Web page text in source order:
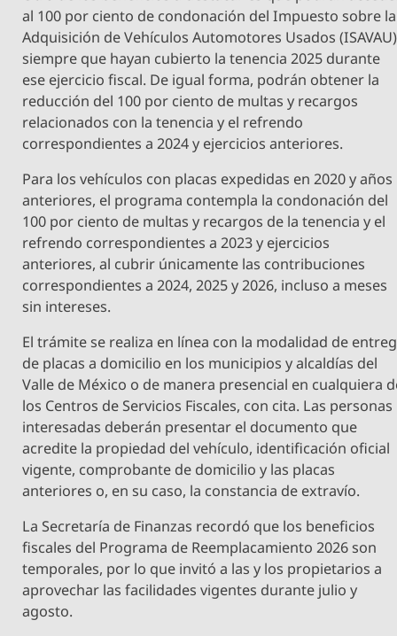
al 100 por ciento de condonación del Impuesto sobre la
Adquisición de Vehículos Automotores Usados
siempre que hayan cubierto la tenencia 2025 durante
ese ejercicio fiscal. De igual forma, podrán obtener la
reducción del 100 por ciento de multas y recargos
relacionados con la tenencia y el refrendo
correspondientes a 2024 y ejercicios anteriores.
Para los vehículos con placas expedidas en 2020 y años
anteriores, el programa contempla la condonación del
100 por ciento de multas y recargos de la tenencia y el
refrendo correspondientes a 2023 y ejercicios
anteriores, al cubrir únicamente las contribuciones
correspondientes a 2024, 2025 y 2026, incluso a meses
sin intereses.
El trámite se realiza en línea con la modalidad de
de placas a domicilio en los municipios y alcaldías del
Valle de México o de manera presencial en cualquiera
los Centros de Servicios Fiscales, con cita. Las personas
interesadas deberán presentar el documento que
acredite la propiedad del vehículo, identificación oficial
vigente, comprobante de domicilio y las placas
anteriores o, en su caso, la constancia de extravío.
La Secretaría de Finanzas recordó que los beneficios
fiscales del Programa de Reemplacamiento 2026 son
temporales, por lo que invitó a las y los propietarios a
aprovechar las facilidades vigentes durante julio y
agosto.